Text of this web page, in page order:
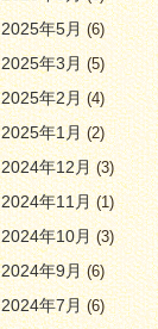
2025年5月(6)
2025年3月(5)
2025年2月(4)
2025年1月(2)
2024年12月(3)
2024年11月(1)
2024年10月(3)
2024年9月(6)
2024年7月(6)